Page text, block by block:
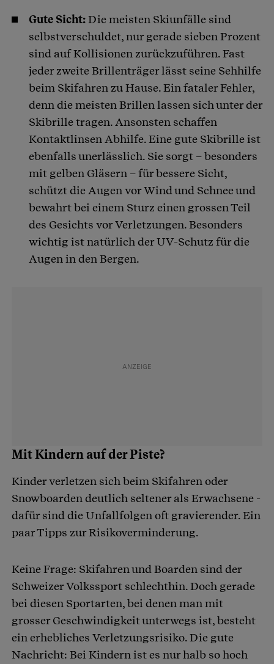
Gute Sicht:Die meisten Skiunfälle sind
selbstverschuldet, nur gerade sieben Prozent
sind auf Kollisionen zurückzuführen. Fast
jeder zweite Brillenträger lässt seine Sehhilfe
beim Skifahren zu Hause. Ein fataler Fehler,
denn die meisten Brillen lassen sich unter der
Skibrille tragen. Ansonsten schaffen
Kontaktlinsen Abhilfe. Eine gute Skibrille ist
ebenfalls unerlässlich. Sie sorgt – besonders
mit gelben Gläsern – für bessere Sicht,
schützt die Augen vor Wind und Schnee und
bewahrt bei einem Sturz einen grossen Teil
des Gesichts vor Verletzungen. Besonders
wichtig ist natürlich der UV-Schutz für die
Augen in den Bergen.
Mit Kindern auf der Piste?
Kinder verletzen sich beim Skifahren oder
Snowboarden deutlich seltener als Erwachsene -
dafür sind die Unfallfolgen oft gravierender. Ein
paar Tipps zur Risikoverminderung.
Keine Frage: Skifahren und Boarden sind der
Schweizer Volkssport schlechthin. Doch gerade
bei diesen Sportarten, bei denen man mit
grosser Geschwindigkeit unterwegs ist, besteht
ein erhebliches Verletzungsrisiko. Die gute
Nachricht: Bei Kindern ist es nur halb so hoch